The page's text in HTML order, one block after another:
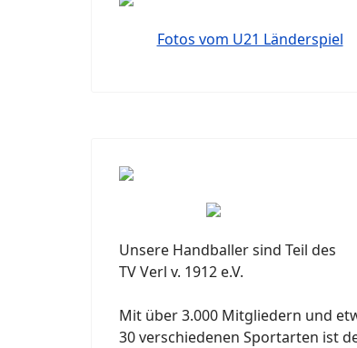
Fotos vom U21 Länderspiel
Unsere Handballer sind Teil des
TV Verl v. 1912 e.V.
Mit über 3.000 Mitgliedern und
30 verschiedenen Sportarten ist